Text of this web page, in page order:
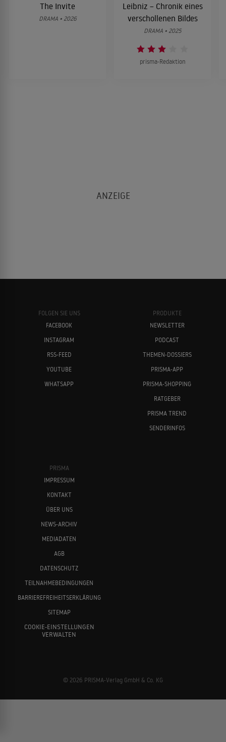
The Invite
DRAMA • 2026
Leibniz – Chronik eines
verschollenen Bildes
DRAMA • 2025
prisma-Redaktion
FOLGEN SIE UNS
FACEBOOK
INSTAGRAM
RSS-FEED
YOUTUBE
WHATSAPP
PRODUKTE
NEWSLETTER
PODCAST
THEMEN-DOSSIERS
PRISMA-APP
PRISMA-SHOPPING
RATGEBER
PRISMA TREND
SENDERINFOS
PRISMA
IMPRESSUM
KONTAKT
ÜBER UNS
NEWS-ARCHIV
MEDIADATEN
AGB
DATENSCHUTZ
TEILNAHMEBEDINGUNGEN
BARRIEREFREIHEITSERKLÄRUNG
SITEMAP
COOKIE-EINSTELLUNGEN
VERWALTEN
© 2026 PRISMA-Verlag GmbH & Co. KG